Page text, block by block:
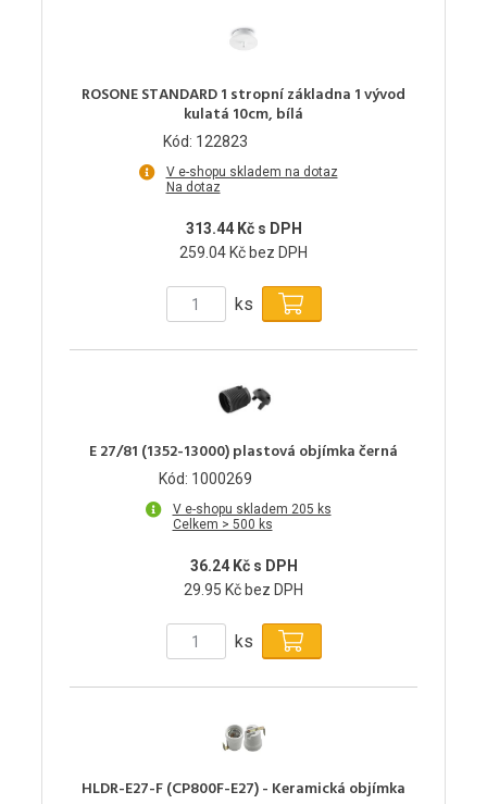
ROSONE STANDARD 1 stropní základna 1 vývod
kulatá 10cm, bílá
Kód: 122823
V e-shopu skladem na dotaz
Na dotaz
313.44 Kč s DPH
259.04 Kč bez DPH
ks
E 27/81 (1352-13000) plastová objímka černá
Kód: 1000269
V e-shopu skladem 205 ks
Celkem > 500 ks
36.24 Kč s DPH
29.95 Kč bez DPH
ks
HLDR-E27-F (CP800F-E27) - Keramická objímka